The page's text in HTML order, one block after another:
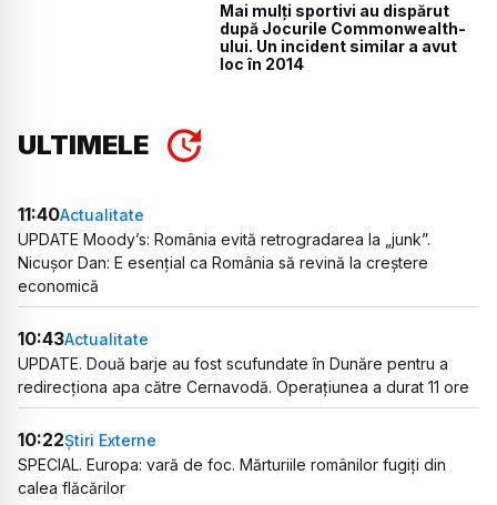
Mai mulți sportivi au dispărut
după Jocurile Commonwealth-
ului. Un incident similar a avut
loc în 2014
ULTIMELE
11:40Actualitate
UPDATE Moody’s: România evită retrogradarea la „junk”.
Nicușor Dan: E esențial ca România să revină la creștere
economică
10:43Actualitate
UPDATE. Două barje au fost scufundate în Dunăre pentru a
redirecționa apa către Cernavodă. Operațiunea a durat 11 ore
10:22Știri Externe
SPECIAL. Europa: vară de foc. Mărturiile românilor fugiți din
calea flăcărilor